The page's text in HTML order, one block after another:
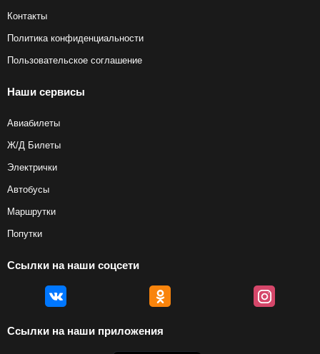
Контакты
Политика конфиденциальности
Пользовательское соглашение
Наши сервисы
Авиабилеты
Ж/Д Билеты
Электрички
Автобусы
Маршрутки
Попутки
Ссылки на наши соцсети
Ссылки на наши приложения